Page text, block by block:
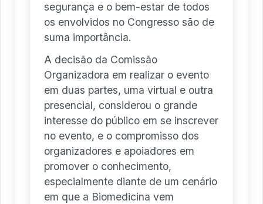
segurança e o bem-estar de todos
os envolvidos no Congresso são de
suma importância.
A decisão da Comissão
Organizadora em realizar o evento
em duas partes, uma virtual e outra
presencial, considerou o grande
interesse do público em se inscrever
no evento, e o compromisso dos
organizadores e apoiadores em
promover o conhecimento,
especialmente diante de um cenário
em que a Biomedicina vem